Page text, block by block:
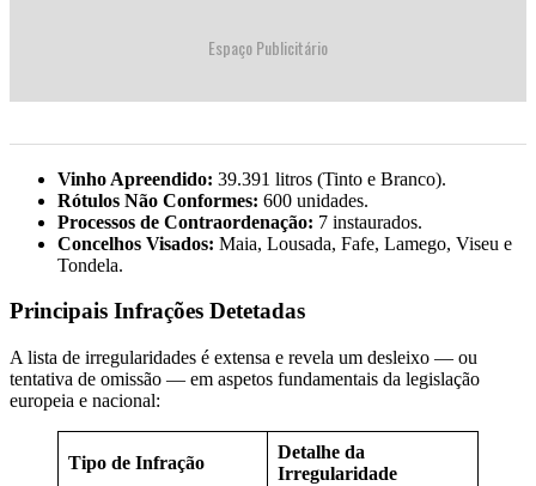
Espaço Publicitário
Vinho Apreendido: 39.391 litros (Tinto e Branco).
Rótulos Não Conformes: 600 unidades.
Processos de Contraordenação: 7 instaurados.
Concelhos Visados: Maia, Lousada, Fafe, Lamego, Viseu e
Tondela.
Principais Infrações Detetadas
A lista de irregularidades é extensa e revela um desleixo — ou
tentativa de omissão — em aspetos fundamentais da legislação
europeia e nacional:
Tipo de Infração
Detalhe da
Irregularidade